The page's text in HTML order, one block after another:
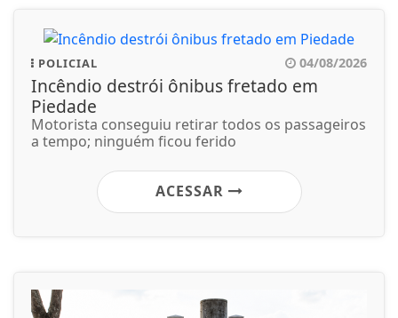
POLICIAL 04/08/2026
Incêndio destrói ônibus fretado em
Piedade
Motorista conseguiu retirar todos os passageiros
a tempo; ninguém ficou ferido
ACESSAR